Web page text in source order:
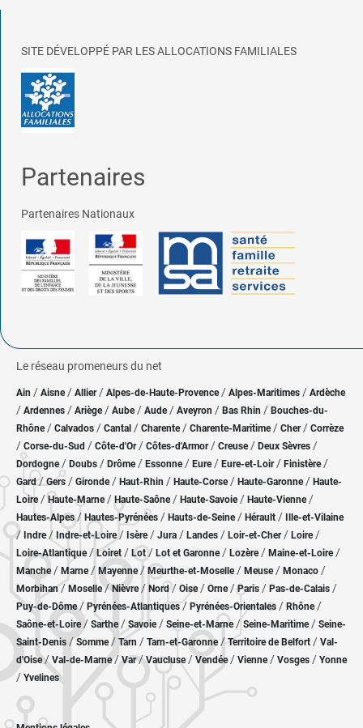
SITE DÉVELOPPÉ PAR LES ALLOCATIONS FAMILIALES
Partenaires
Partenaires Nationaux
Le réseau promeneurs du net
Ain / Aisne/ Allier/ Alpes-de-Haute-Provence / Alpes-Maritimes / Ardèche
/ Ardennes / Ariège/ Aube/ Aude / Aveyron / Bas Rhin / Bouches-du-
Rhône/ Calvados / Cantal / Charente / Charente-Maritime/ Cher / Corrèze
/ Corse-du-Sud / Côte-d'Or / Côtes-d'Armor/ Creuse/ Deux Sèvres /
Dordogne/ Doubs / Drôme/ Essonne / Eure/ Eure-et-Loir / Finistère/
Gard/ Gers / Gironde/ Haut-Rhin / Haute-Corse/ Haute-Garonne/ Haute-
Loire/Haute-Marne/ Haute-Saône/ Haute-Savoie/ Haute-Vienne/
Hautes-Alpes/ Hautes-Pyrénées / Hauts-de-Seine/ Hérault / Ille-et-Vilaine
/ Indre/ Indre-et-Loire/ Isère/ Jura / Landes / Loir-et-Cher/ Loire/
Loire-Atlantique/ Loiret / Lot/ Lot et Garonne/ Lozère / Maine-et-Loire/
Manche/ Marne/ Mayenne/ Meurthe-et-Moselle/ Meuse/ Monaco /
Morbihan/ Moselle/ Nièvre / Nord/ Oise / Orne/Paris / Pas-de-Calais /
Puy-de-Dôme/ Pyrénées-Atlantiques / Pyrénées-Orientales / Rhône/
Saône-et-Loire/ Sarthe/ Savoie/ Seine-et-Marne/ Seine-Maritime/ Seine-
Saint-Denis /Somme/ Tarn / Tarn-et-Garonne/Territoire de Belfort / Val-
d'Oise/ Val-de-Marne/Var/Vaucluse/ Vendée/ Vienne/ Vosges / Yonne
/ Yvelines